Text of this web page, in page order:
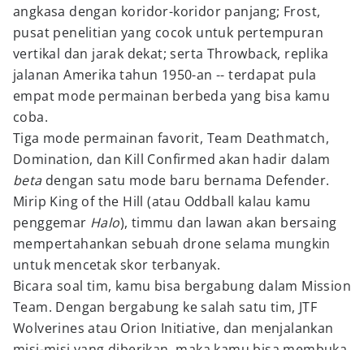
angkasa dengan koridor-koridor panjang; Frost,
pusat penelitian yang cocok untuk pertempuran
vertikal dan jarak dekat; serta Throwback, replika
jalanan Amerika tahun 1950-an -- terdapat pula
empat mode permainan berbeda yang bisa kamu
coba.
Tiga mode permainan favorit, Team Deathmatch,
Domination, dan Kill Confirmed akan hadir dalam
betadengan satu mode baru bernama Defender.
Mirip King of the Hill (atau Oddball kalau kamu
penggemar Halo), timmu dan lawan akan bersaing
mempertahankan sebuah drone selama mungkin
untuk mencetak skor terbanyak.
Bicara soal tim, kamu bisa bergabung dalam Mission
Team. Dengan bergabung ke salah satu tim, JTF
Wolverines atau Orion Initiative, dan menjalankan